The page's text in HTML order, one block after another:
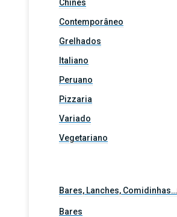
Chinês
Contemporâneo
Grelhados
Italiano
Peruano
Pizzaria
Variado
Vegetariano
Bares, Lanches, Comidinhas…
Bares